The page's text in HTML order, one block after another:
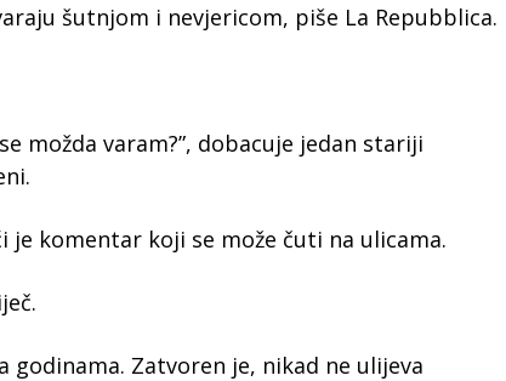
šutnjom i nevjericom, piše La Repubblica.
možda varam?”, dobacuje jedan stariji
je komentar koji se može čuti na ulicama.
godinama. Zatvoren je, nikad ne ulijeva